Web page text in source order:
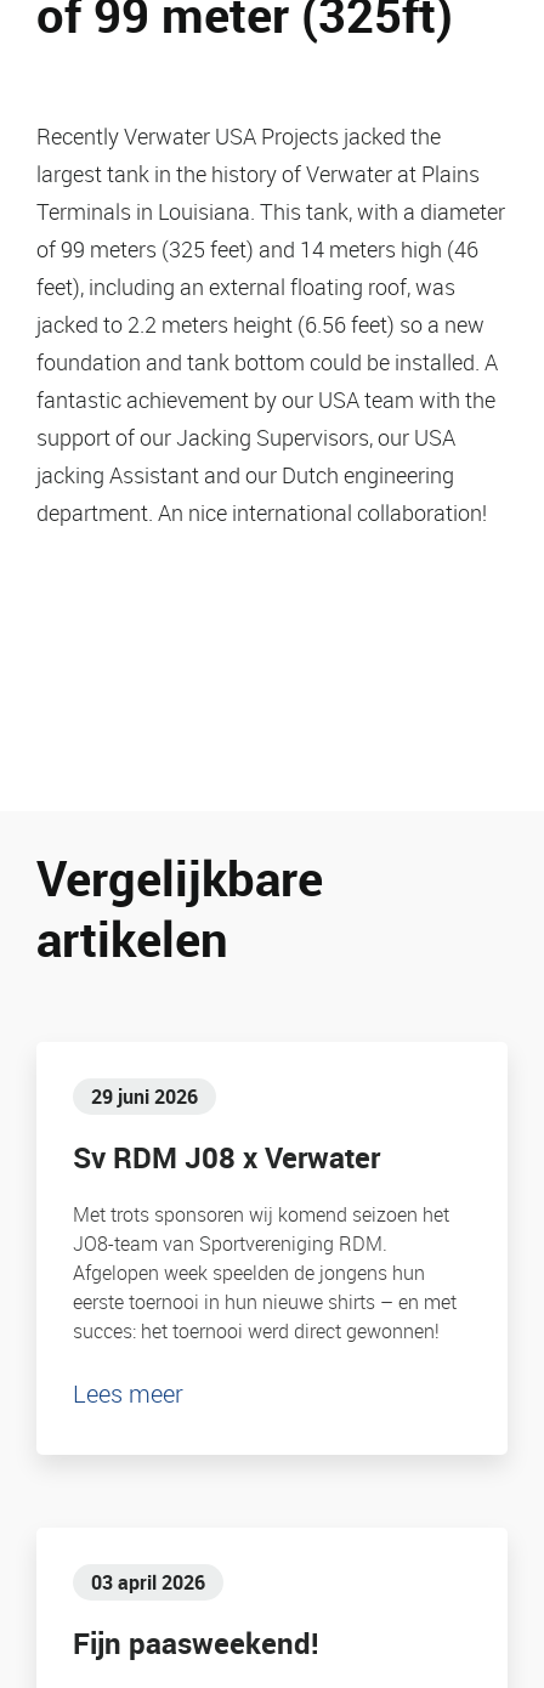
of 99 meter (325ft)
Recently Verwater USA Projects jacked the
largest tank in the history of Verwater at Plains
Terminals in Louisiana. This tank, with a diameter
of 99 meters (325 feet) and 14 meters high (46
feet), including an external floating roof, was
jacked to 2.2 meters height (6.56 feet) so a new
foundation and tank bottom could be installed. A
fantastic achievement by our USA team with the
support of our Jacking Supervisors, our USA
jacking Assistant and our Dutch engineering
department. An nice international collaboration!
Vergelijkbare
artikelen
29 juni 2026
Sv RDM J08 x Verwater
Met trots sponsoren wij komend seizoen het
JO8-team van Sportvereniging RDM.
Afgelopen week speelden de jongens hun
eerste toernooi in hun nieuwe shirts – en met
succes: het toernooi werd direct gewonnen!
Lees meer
03 april 2026
Fijn paasweekend!